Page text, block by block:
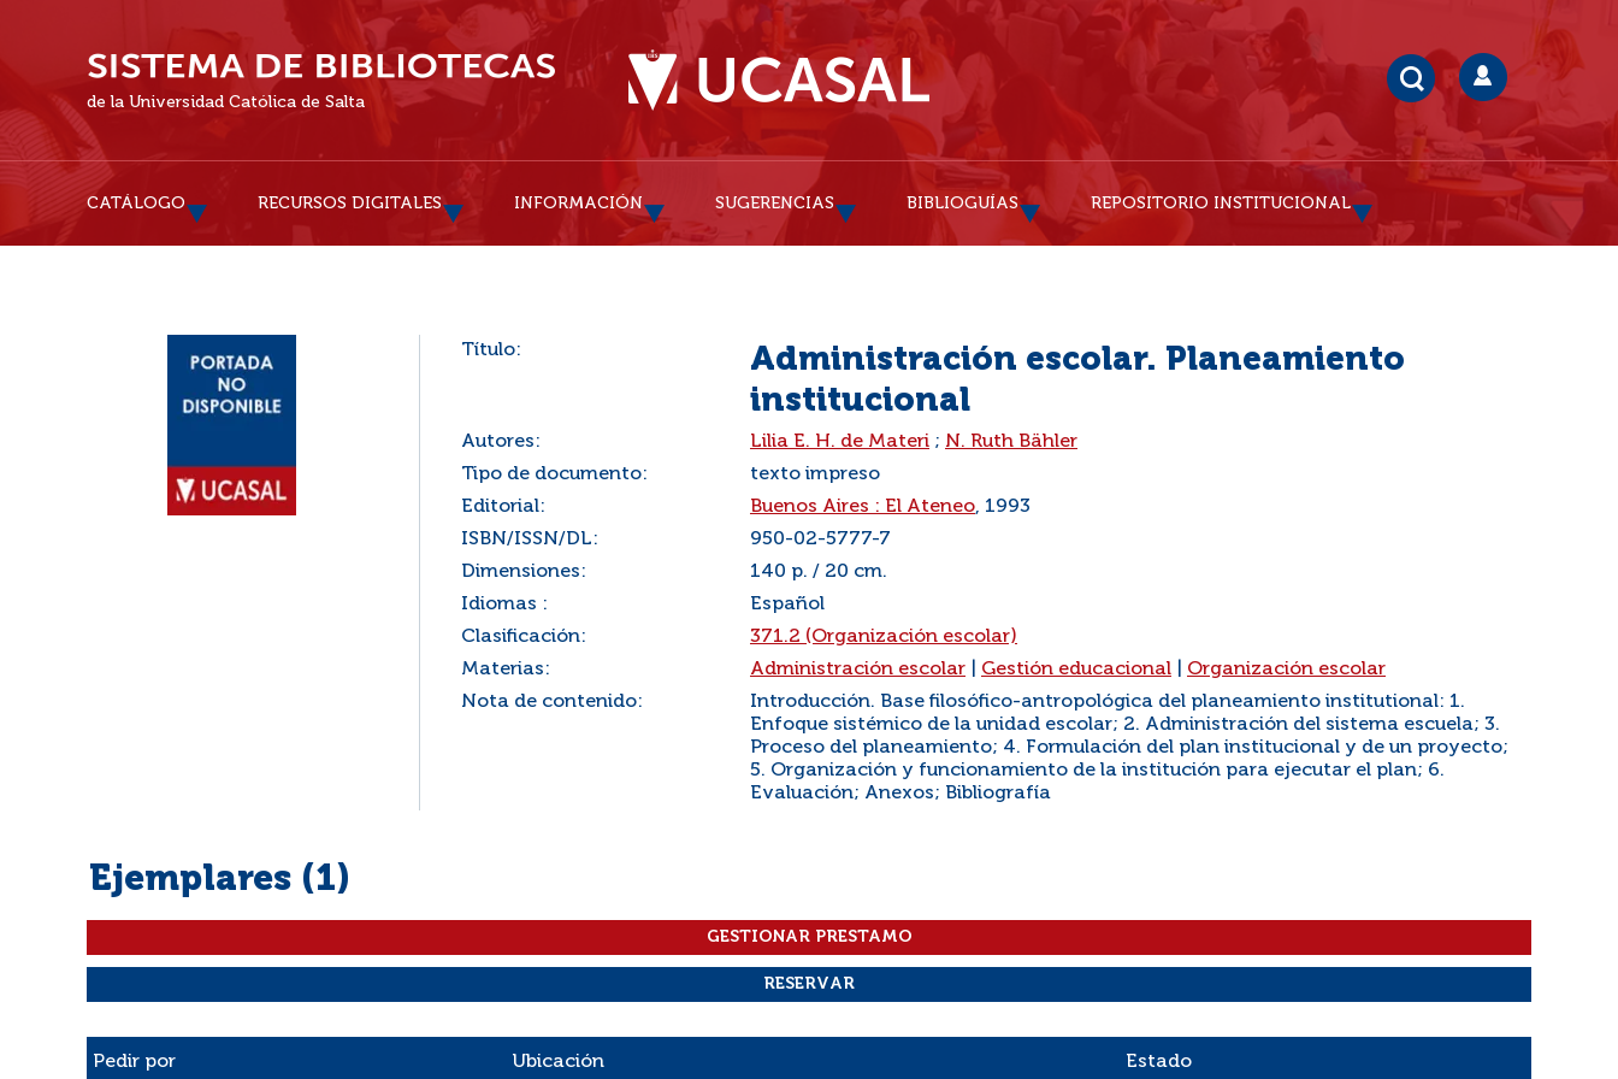
de la Universidad Católica de Salta
CATÁLOGO RECURSOS DIGITALES INFORMACIÓN SUGERENCIAS BIBLIOGUÍAS REPOSITORIO INSTITUCIONAL
Título:
Administración escolar. Planeamiento
institucional
Autores: Lilia E. H. de Materi ; N. Ruth Bähler
Tipo de documento:
texto impreso
Editorial:
Buenos Aires : El Ateneo, 1993
ISBN/ISSN/DL:
950-02-5777-7
Dimensiones:
140 p. / 20 cm.
Idiomas :
Español
Clasificación:
371.2 (Organización escolar)
Materias:
Administración escolar Gestión educacional
Organización escolar
Nota de contenido:
Introducción. Base filosófico-antropológica del planeamiento institutional: 1.
Enfoque sistémico de la unidad escolar; 2. Administración del sistema escuela; 3.
Proceso del planeamiento; 4. Formulación del plan institucional y de un proyecto;
5. Organización y funcionamiento de la institución para ejecutar el plan; 6.
Evaluación; Anexos; Bibliografía
Ejemplares (1)
Pedir por Ubicación Estado